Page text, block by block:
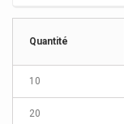
Quantité
10
20